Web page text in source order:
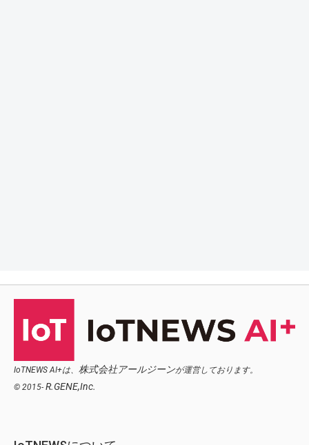
IoTNEWS AI+は、 株式会社アールジーンが運営しております。
© 2015- R.GENE,Inc.